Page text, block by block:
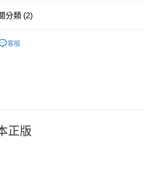
，滿NT$999(含以上)免運費
分類 (2)
客服
正版